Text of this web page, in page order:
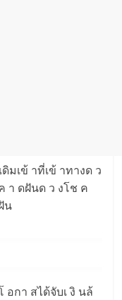
มเข้ าที่เข้ าทางด ว
า ดฝันด ว งโช ค
น
อกา สได้จับเ งิ นล้